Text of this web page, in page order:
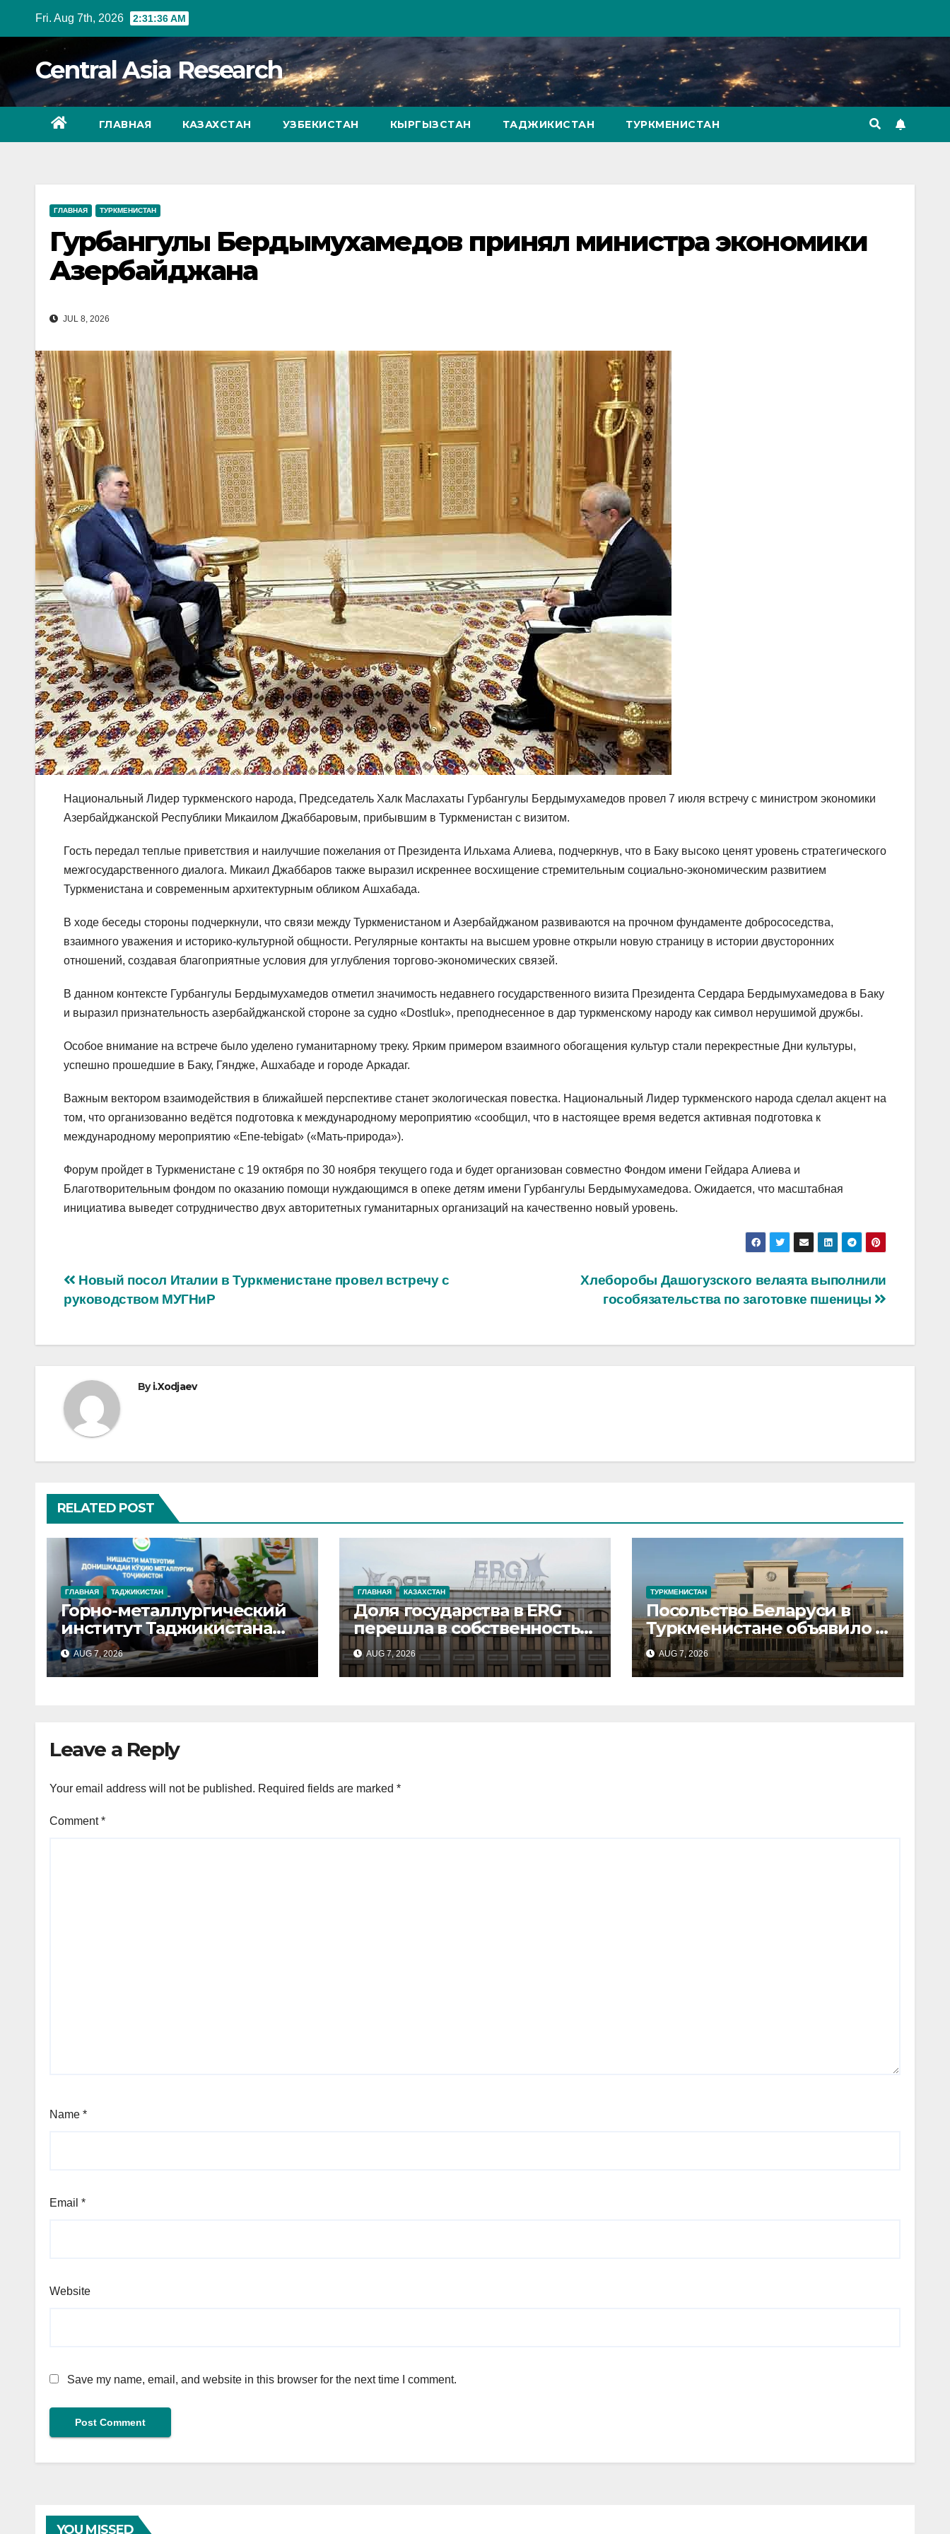
Fri. Aug 7th, 2026 2:31:37 AM
Central Asia Research
ГЛАВНАЯ КАЗАХСТАН УЗБЕКИСТАН КЫРГЫЗСТАН ТАДЖИКИСТАН ТУРКМЕНИСТАН
ГЛАВНАЯ ТУРКМЕНИСТАН
Гурбангулы Бердымухамедов принял министра экономики
Азербайджана
JUL 8, 2026
Национальный Лидер туркменского народа, Председатель Халк Маслахаты Гурбангулы Бердымухамедов провел 7 июля встречу с министром экономики
Азербайджанской Республики Микаилом Джаббаровым, прибывшим в Туркменистан с визитом.
Гость передал теплые приветствия и наилучшие пожелания от Президента Ильхама Алиева, подчеркнув, что в Баку высоко ценят уровень стратегического
межгосударственного диалога. Микаил Джаббаров также выразил искреннее восхищение стремительным социально-экономическим развитием
Туркменистана и современным архитектурным обликом Ашхабада.
В ходе беседы стороны подчеркнули, что связи между Туркменистаном и Азербайджаном развиваются на прочном фундаменте добрососедства,
взаимного уважения и историко-культурной общности. Регулярные контакты на высшем уровне открыли новую страницу в истории двусторонних
отношений, создавая благоприятные условия для углубления торгово-экономических связей.
В данном контексте Гурбангулы Бердымухамедов отметил значимость недавнего государственного визита Президента Сердара Бердымухамедова в Баку
и выразил признательность азербайджанской стороне за судно «Dostluk», преподнесенное в дар туркменскому народу как символ нерушимой дружбы.
Особое внимание на встрече было уделено гуманитарному треку. Ярким примером взаимного обогащения культур стали перекрестные Дни культуры,
успешно прошедшие в Баку, Гяндже, Ашхабаде и городе Аркадаг.
Важным вектором взаимодействия в ближайшей перспективе станет экологическая повестка. Национальный Лидер туркменского народа сделал акцент на
том, что организованно ведётся подготовка к международному мероприятию «сообщил, что в настоящее время ведется активная подготовка к
международному мероприятию «Ene-tebigat» («Мать-природа»).
Форум пройдет в Туркменистане с 19 октября по 30 ноября текущего года и будет организован совместно Фондом имени Гейдара Алиева и
Благотворительным фондом по оказанию помощи нуждающимся в опеке детям имени Гурбангулы Бердымухамедова. Ожидается, что масштабная
инициатива выведет сотрудничество двух авторитетных гуманитарных организаций на качественно новый уровень.
Post
navigation
Хлеборобы Дашогузского велаята выполнили
гособязательства по заготовке пшеницы
Новый посол Италии в Туркменистане провел встречу с
руководством МУГНиР
Byi.Xodjaev
RELATED POST
ГЛАВНАЯ ТАДЖИКИСТАН
Горно-металлургический
институт Таджикистана
расширяет
сотрудничество с 67
научными и
AUG 7, 2026
ГЛАВНАЯ КАЗАХСТАН
Доля государства в ERG
перешла в собственность
«Самрук-Қазына»
AUG 7, 2026
ТУРКМЕНИСТАН
Посольство Беларуси в
Туркменистане объявило о
переходе на систему
«электронной очереди»
AUG 7, 2026
Leave a Reply
Your email address will not be published. Required fields are marked *
Comment*
Name *
Email *
Website
Save my name, email, and website in this browser for the next time I comment.
YOU MISSED